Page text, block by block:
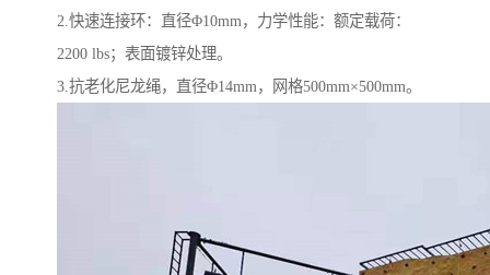
2.快速连接环：直径Φ10mm，力学性能：额定载荷：
2200 lbs；表面镀锌处理。
3.抗老化尼龙绳，直径Φ14mm，网格500mm×500mm。